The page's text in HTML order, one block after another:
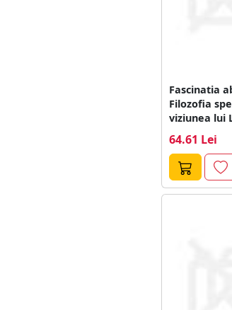
Fascinatia
Filozofia
viziunea lui
64.61 Lei